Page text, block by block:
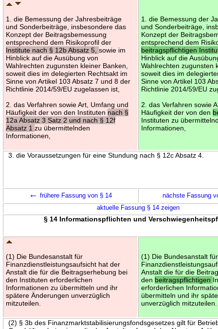
1. die Bemessung der Jahresbeiträge
und Sonderbeiträge, insbesondere das
Konzept der Beitragsbemessung
entsprechend dem Risikoprofil der
Institute nach § 12b Absatz 5,sowie im
Hinblick auf die Ausübung von
Wahlrechten zugunsten kleiner Banken,
soweit dies im delegierten Rechtsakt im
Sinne von Artikel 103 Absatz 7 und 8 der
Richtlinie 2014/59/EU zugelassen ist,
2. das Verfahren sowie Art, Umfang und
Häufigkeit der von den Instituten nach §
12a Absatz 3 Satz 2 und nach § 12f
Absatz 1zu übermittelnden
Informationen,
1. die Bemessung der
und Sonderbeiträge,
Konzept der
entsprechend dem
beitragspflichtigen
Hinblick auf die
Wahlrechten zugunsten
soweit dies im
Sinne von Artikel 103
Richtlinie 2014/59/EU
2. das Verfahren sowie
Häufigkeit der von den
Instituten zu
Informationen,
3. die Voraussetzungen für eine Stundung nach § 12c Absatz 4.
← frühere Fassung von § 14
nächste Fassung
aktuelle Fassung § 14 zeigen
§ 14 Informationspflichten und
(1) Die Bundesanstalt für
Finanzdienstleistungsaufsicht hat der
Anstalt die für die Beitragserhebung bei
den Instituten erforderlichen
Informationen zu übermitteln und ihr
spätere Änderungen unverzüglich
mitzuteilen.
(1) Die Bundesanstalt für
Anstalt die für die
den beitragspflichtigen
erforderlichen
übermitteln und ihr
unverzüglich mitzuteilen.
(2) § 3b des Finanzmarktstabilisierungsfondsgesetzes gilt für